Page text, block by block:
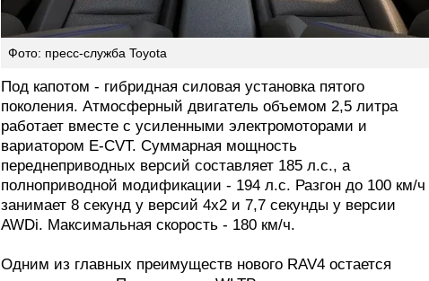
Фото: пресс-служба Toyota
Под капотом - гибридная силовая установка пятого
поколения. Атмосферный двигатель объемом 2,5 литра
работает вместе с усиленными электромоторами и
вариатором E-CVT. Суммарная мощность
переднеприводных версий составляет 185 л.с., а
полноприводной модификации - 194 л.с. Разгон до 100 км/ч
занимает 8 секунд у версий 4x2 и 7,7 секунды у версии
AWDi. Максимальная скорость - 180 км/ч.
Одним из главных преимуществ нового RAV4 остается